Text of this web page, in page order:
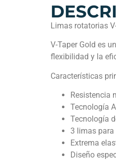
Limas rotatorias
V-Taper Gold es
flexibilidad y la
Características
Resistencia
Tecnología
Tecnología
3 limas
Extrema
Diseño